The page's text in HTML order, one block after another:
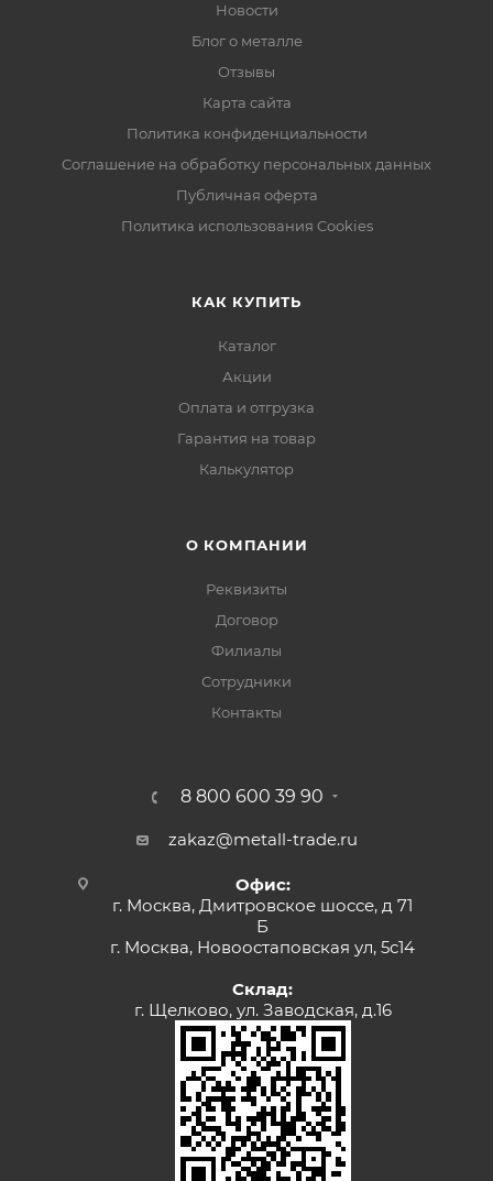
Новости
Блог о металле
Отзывы
Карта сайта
Политика конфиденциальности
Соглашение на обработку персональных данных
Публичная оферта
Политика использования Cookies
КАК КУПИТЬ
Каталог
Акции
Оплата и отгрузка
Гарантия на товар
Калькулятор
О КОМПАНИИ
Реквизиты
Договор
Филиалы
Сотрудники
Контакты
8 800 600 39 90
zakaz@metall-trade.ru
Офис:
г. Москва, Дмитровское шоссе, д 71
Б
г. Москва, Новоостаповская ул, 5с14
Склад:
г. Щелково, ул. Заводская, д.16